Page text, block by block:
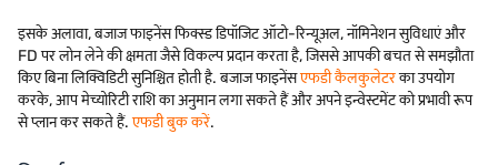
इसके अलावा, बजाज फाइनेंस फिक्स्ड डिपॉजिट ऑटो-रिन्यूअल, नॉमिनेशन सुविधाएं और
FD पर लोन लेने की क्षमता जैसे विकल्प प्रदान करता है, जिससे आपकी बचत से समझौता
किए बिना लिक्विडिटी सुनिश्चित होती है. बजाज फाइनेंसएफडी कैलकुलेटरका उपयोग
करके, आप मेच्योरिटी राशि का अनुमान लगा सकते हैं और अपने इन्वेस्टमेंट को प्रभावी रूप
से प्लान कर सकते हैं.एफडी बुक करें.